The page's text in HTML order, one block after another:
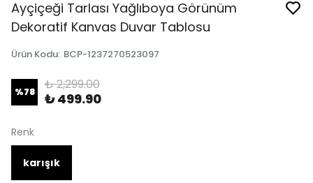
Ayçiçeği Tarlası Yağlıboya Görünüm
Dekoratif Kanvas Duvar Tablosu
Ürün Kodu: BCP-1237270523097
%78 ₺ 2,299.00
₺ 499.90
Renk
karışık